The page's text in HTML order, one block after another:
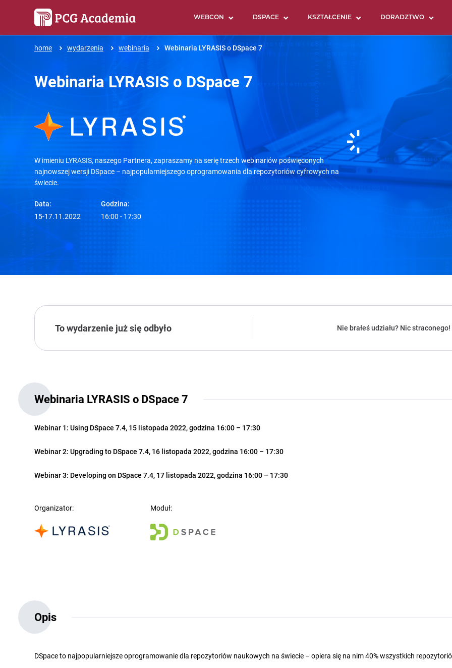
WEBCON DSPACE KSZTAŁCENIE DORADZTWO
home wydarzenia webinaria Webinaria LYRASIS o DSpace 7
Webinaria LYRASIS o DSpace 7
W imieniu LYRASIS, naszego Partnera, zapraszamy na serię trzech webinariów poświęconych
najnowszej wersji DSpace – najpopularniejszego oprogramowania dla repozytoriów cyfrowych na
świecie.
Data:
15-17.11.2022
Godzina:
16:00 - 17:30
To wydarzenie już się odbyło Nie brałeś udziału? Nic
Webinaria LYRASIS o DSpace 7
Webinar 1: Using DSpace 7.4, 15 listopada 2022, godzina 16:00 – 17:30
Webinar 2: Upgrading to DSpace 7.4, 16 listopada 2022, godzina 16:00 – 17:30
Webinar 3: Developing on DSpace 7.4, 17 listopada 2022, godzina 16:00 – 17:30
Organizator: Moduł:
Opis
DSpace to najpopularniejsze oprogramowanie dla repozytoriów naukowych na świecie – opiera się na nim 40% wszystkich